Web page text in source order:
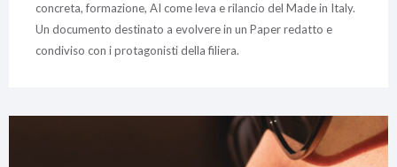
concreta, formazione, AI come leva e rilancio del Made in Italy.
Un documento destinato a evolvere in un Paper redatto e
condiviso con i protagonisti della filiera.